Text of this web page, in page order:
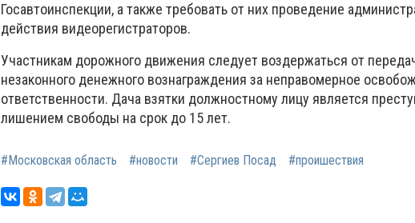
Госавтоинспекции, а также требовать от них проведение
действия видеорегистраторов.
Участникам дорожного движения следует воздержаться от
незаконного денежного вознаграждения за неправомерное
ответственности. Дача взятки должностному лицу является
лишением свободы на срок до 15 лет.
#Московская область #новости #Сергиев Посад #проишествия